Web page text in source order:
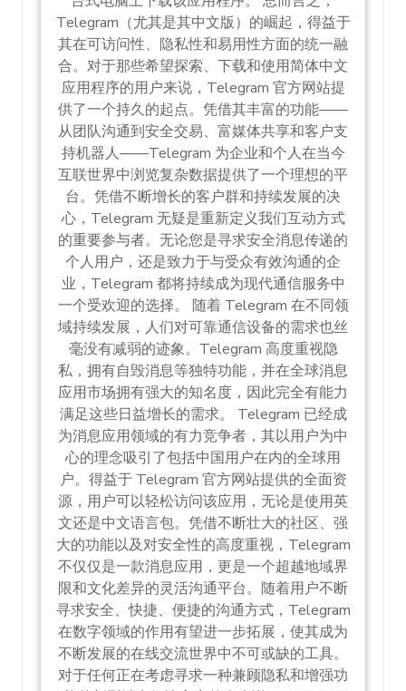
Telegram（尤其是其中文版）的崛起，得益于
其在可访问性、隐私性和易用性方面的统一融
合。对于那些希望探索、下载和使用简体中文
应用程序的用户来说，Telegram 官方网站提
供了一个持久的起点。凭借其丰富的功能——
从团队沟通到安全交易、富媒体共享和客户支
持机器人——Telegram 为企业和个人在当今
互联世界中浏览复杂数据提供了一个理想的平
台。凭借不断增长的客户群和持续发展的决
心，Telegram 无疑是重新定义我们互动方式
的重要参与者。无论您是寻求安全消息传递的
个人用户，还是致力于与受众有效沟通的企
业，Telegram 都将持续成为现代通信服务中
一个受欢迎的选择。 随着 Telegram 在不同领
域持续发展，人们对可靠通信设备的需求也丝
毫没有减弱的迹象。Telegram 高度重视隐
私，拥有自毁消息等独特功能，并在全球消息
应用市场拥有强大的知名度，因此完全有能力
满足这些日益增长的需求。 Telegram 已经成
为消息应用领域的有力竞争者，其以用户为中
心的理念吸引了包括中国用户在内的全球用
户。得益于 Telegram 官方网站提供的全面资
源，用户可以轻松访问该应用，无论是使用英
文还是中文语言包。凭借不断壮大的社区、强
大的功能以及对安全性的高度重视，Telegram
不仅仅是一款消息应用，更是一个超越地域界
限和文化差异的灵活沟通平台。随着用户不断
寻求安全、快捷、便捷的沟通方式，Telegram
在数字领域的作用有望进一步拓展，使其成为
不断发展的在线交流世界中不可或缺的工具。
对于任何正在考虑寻求一种兼顾隐私和增强功